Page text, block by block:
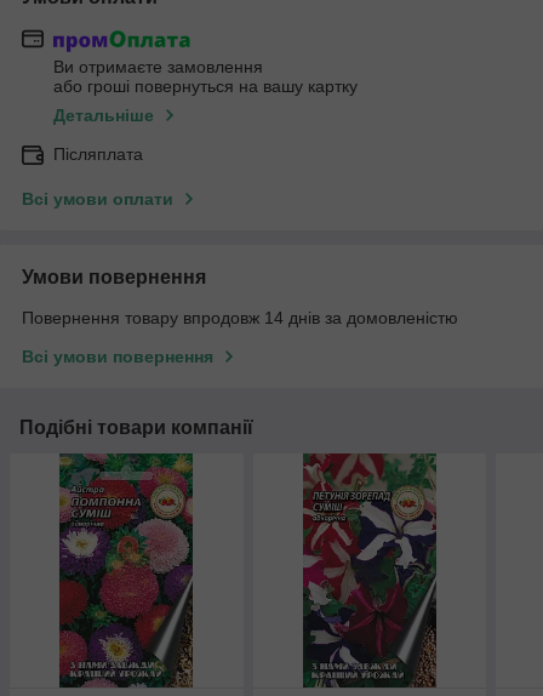
Ви отримаєте замовлення
або гроші повернуться на вашу картку
Детальніше
Післяплата
Всі умови оплати
Умови повернення
Повернення товару впродовж 14 днів за домовленістю
Всі умови повернення
Подібні товари компанії